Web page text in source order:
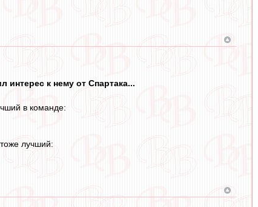
интерес к нему от Спартака...
в команде:
лучший: